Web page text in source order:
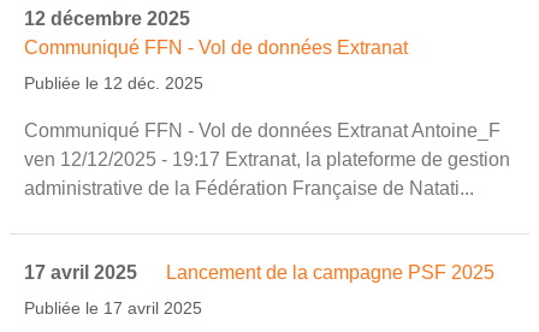
12 décembre 2025
Communiqué FFN - Vol de données Extranat
Publiée le 12 déc. 2025
Communiqué FFN - Vol de données Extranat Antoine_F
ven 12/12/2025 - 19:17 Extranat, la plateforme de gestion
administrative de la Fédération Française de Natati...
17 avril 2025 Lancement de la campagne PSF 2025
Publiée le 17 avril 2025